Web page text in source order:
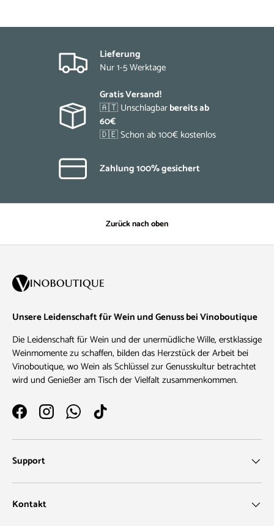
Lieferung
Nur 1-5 Werktage
Gratis Versand!
🇦🇹 Unschlagbarbereits ab
60€
🇩🇪 Schon ab 100€ kostenlos
Zahlung 100% gesichert
Zurück nach oben
Unsere Leidenschaft für Wein und Genuss bei Vinoboutique
Die Leidenschaft für Wein und der unermüdliche Wille, erstklassige
Weinmomente zu schaffen, bilden das Herzstück der Arbeit bei
Vinoboutique, wo Wein als Schlüssel zur Genusskultur betrachtet
wird und Genießer am Tisch der Vielfalt zusammenkommen.
FacebookInstagramWhatsAppTikTok
Support
Kontakt